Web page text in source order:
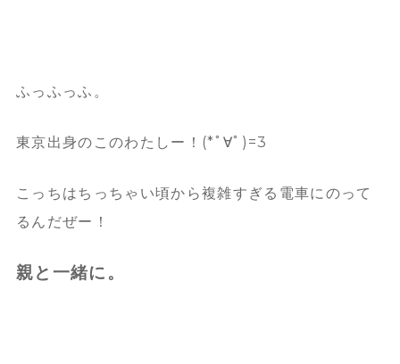
ふっふっふ。
東京出身のこのわたしー！(*ﾟ∀ﾟ)=3
こっちはちっちゃい頃から複雑すぎる電車にのって
るんだぜー！
親と一緒に。